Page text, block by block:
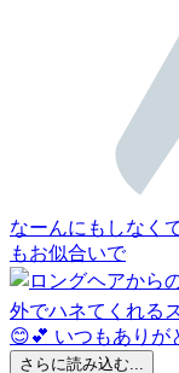
なーんにもしなく
もお似合いで
さらに読み込む...